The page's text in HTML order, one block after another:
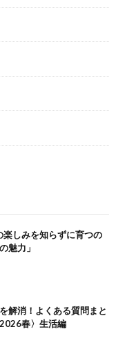
しみを知らずに育つの
魅力」
解消！よくある質問まと
春〉生活編